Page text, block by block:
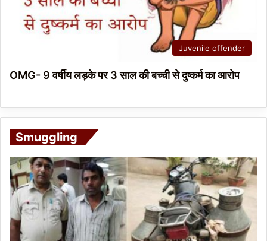
Juvenile offender
OMG- 9 वर्षीय लड़के पर 3 साल की बच्ची से दुष्कर्म का आरोप
Smuggling